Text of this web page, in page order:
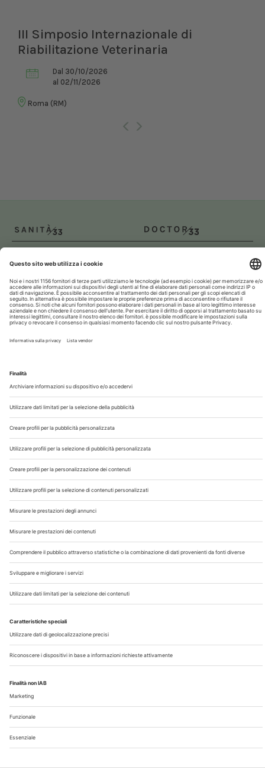
III Simposio Internazionale di
Riabilitazione Veterinaria
Dal 30/10/2026
al 02/11/2026
Roma (RM)
Contatti
Note Legali
Privacy
©2026 Edra S.p.a | www.edraspa.it | P.iva 08056040960
| Tel. 02/881841 | Sede legale: Viale Enrico Forlanini 21 -
20134 Milano (Italy)
Registrazione Tribunale di Milano n° 5578/2022 del
5/05/2022